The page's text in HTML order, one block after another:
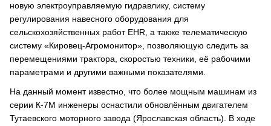
новую электроуправляемую гидравлику, систему
регулирования навесного оборудования для
сельскохозяйственных работ EHR, а также телематическую
систему «Кировец-Агромонитор», позволяющую следить за
перемещениями трактора, скоростью техники, её рабочими
параметрами и другими важными показателями.
На данный момент известно, что более мощным машинам из
серии К-7М инженеры оснастили обновлённым двигателем
Тутаевского моторного завода (Ярославская область). В ходе